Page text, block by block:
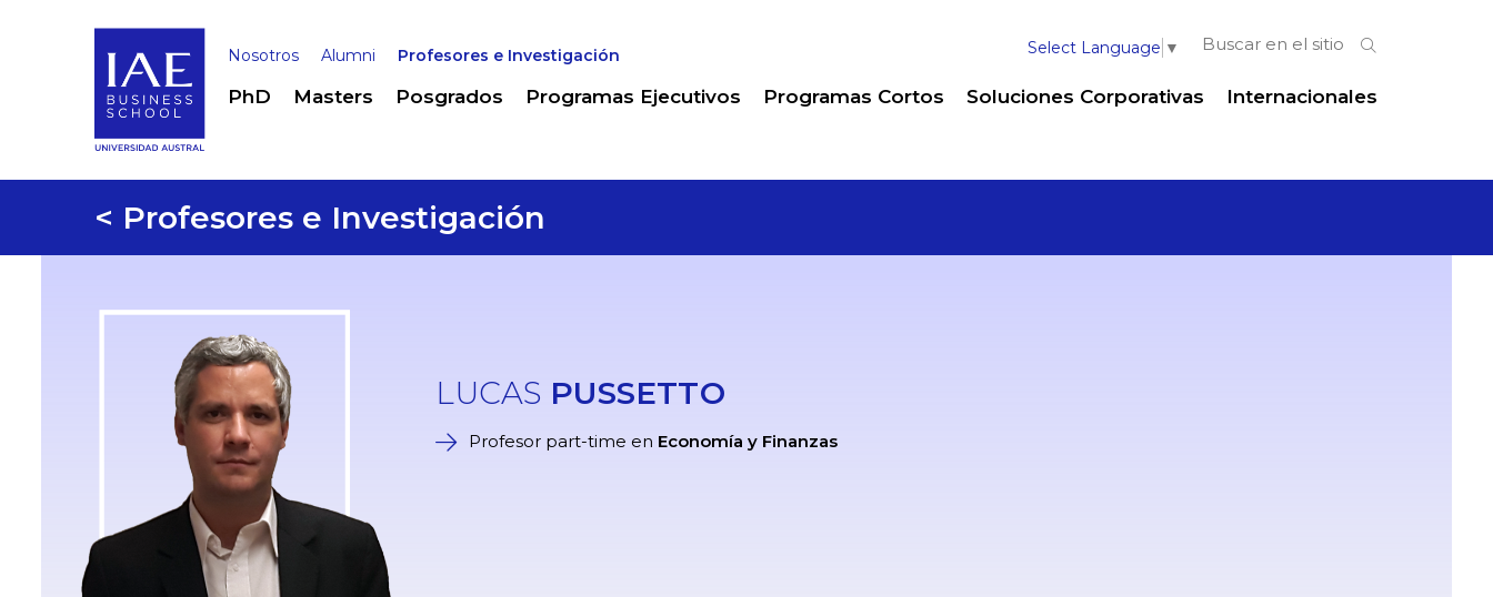
Select Language ▼
Nosotros Alumni Profesores e Investigación
PhD Masters Posgrados Programas Ejecutivos Programas Cortos Soluciones Corporativas Internacionales
< Profesores e Investigación
LUCAS PUSSETTO
Profesor part-time en Economía y Finanzas